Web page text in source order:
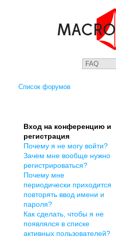
Список форумов
Вход на конференцию и
регистрация
Почему я не могу войти?
Зачем мне вообще нужно
регистрироваться?
Почему мне
периодически приходится
повторять ввод имени и
пароля?
Как сделать, чтобы я не
появлялся в списке
активных пользователей?